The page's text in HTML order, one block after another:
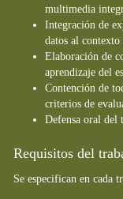
multimedia
Integración de
datos al contexto
Elaboración de
aprendizaje del
Contención de
criterios de
Defensa oral del
Requisitos del
Se especifican en cada